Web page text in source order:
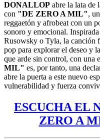
DONALLOP abre la lata de
con "DE ZERO A MIL",
reggaetón y afrobeat con un
sonoro y emocional.
Rusowsky o Tyla, la canción
pop para explorar el deseo y
que arde sin control, con una
MIL" es, por tanto, una
abre la puerta a este nuevo
vulnerabilidad y fuerza
ESCUCHA EL
ZERO A